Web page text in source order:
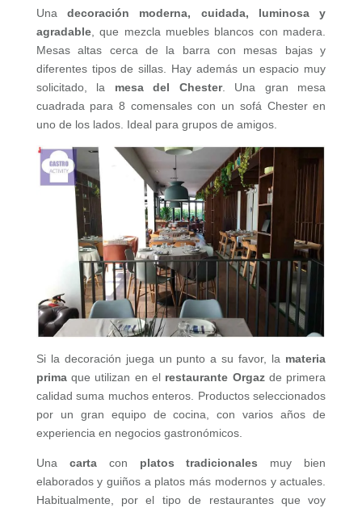
Unadecoración moderna, cuidada, luminosa y
agradable, que mezcla muebles blancos con madera.
Mesas altas cerca de la barra con mesas bajas y
diferentes tipos de sillas. Hay además un espacio muy
solicitado, la mesa del Chester. Una gran mesa
cuadrada para 8 comensales con un sofá Chester en
uno de los lados. Ideal para grupos de amigos.
Si la decoración juega un punto a su favor, la materia
primaque utilizan en el restaurante Orgaz de primera
calidad suma muchos enteros. Productos seleccionados
por un gran equipo de cocina, con varios años de
experiencia en negocios gastronómicos.
Una cartacon platos tradicionales muy bien
elaborados y guiños a platos más modernos y actuales.
Habitualmente, por el tipo de restaurantes que voy